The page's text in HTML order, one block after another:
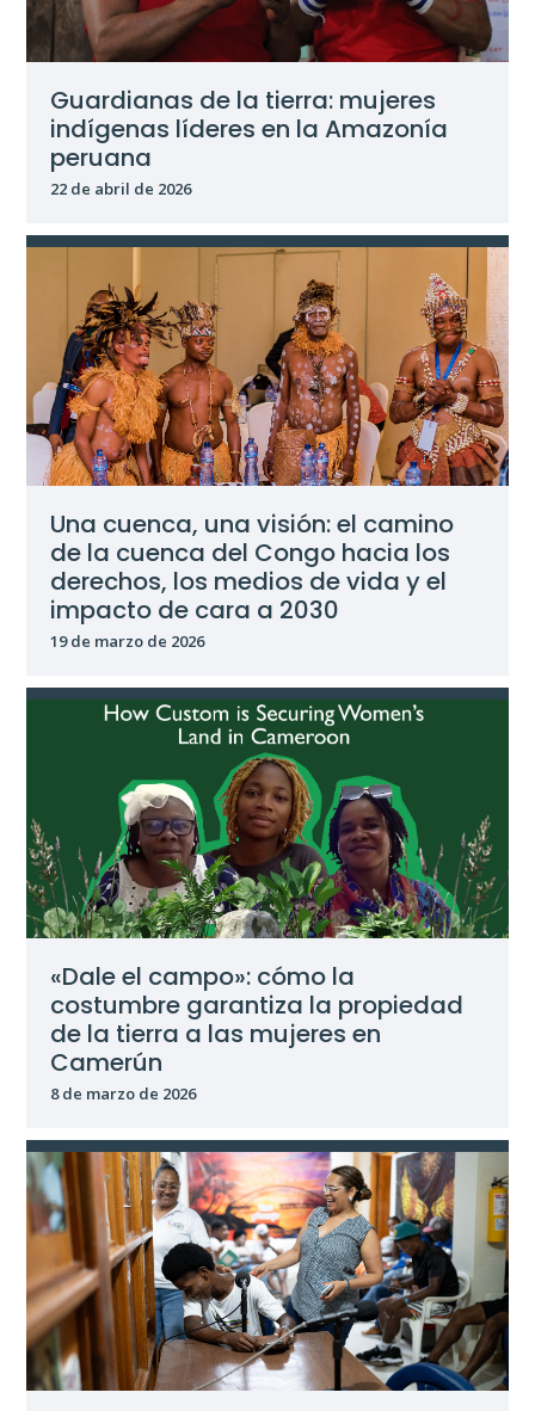
Guardianas de la tierra: mujeres
indígenas líderes en la Amazonía
peruana
22 de abril de 2026
Una cuenca, una visión: el camino
de la cuenca del Congo hacia los
derechos, los medios de vida y el
impacto de cara a 2030
19 de marzo de 2026
«Dale el campo»: cómo la
costumbre garantiza la propiedad
de la tierra a las mujeres en
Camerún
8 de marzo de 2026